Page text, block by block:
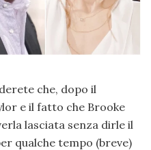
che, dopo il
e il fatto che Brooke
lasciata senza dirle il
qualche tempo (breve)